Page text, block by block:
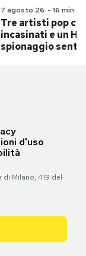
7 agosto 26 - 16 min
Tre artisti pop
incasinati e un
spionaggio
d'uso
di Milano, 419 del